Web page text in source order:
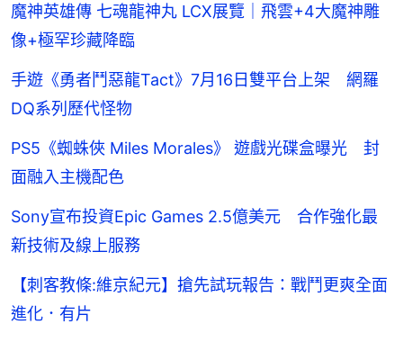
魔神英雄傳 七魂龍神丸 LCX展覽｜飛雲+4大魔神雕
像+極罕珍藏降臨
手遊《勇者鬥惡龍Tact》7月16日雙平台上架 網羅
DQ系列歷代怪物
PS5《蜘蛛俠 Miles Morales》 遊戲光碟盒曝光 封
面融入主機配色
Sony宣布投資Epic Games 2.5億美元 合作強化最
新技術及線上服務
【刺客教條:維京紀元】搶先試玩報告：戰鬥更爽全面
進化．有片